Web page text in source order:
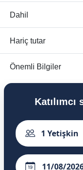
Dahil
Hariç tutar
Önemli Bilgiler
Katılımcı
1 Yetişkin